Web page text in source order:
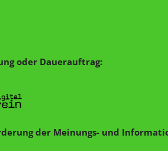
oder Dauerauftrag:
der Meinungs- und